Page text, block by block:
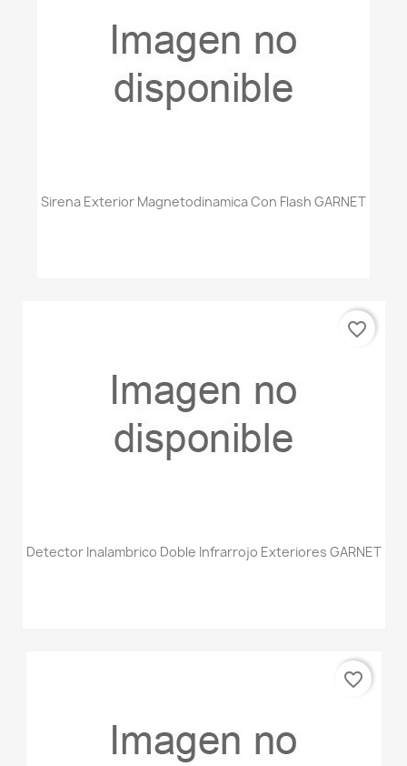
Sirena Exterior Magnetodinamica Con Flash GARNET
Detector Inalambrico Doble Infrarrojo Exteriores GARNET
favorite_border
favorite_border